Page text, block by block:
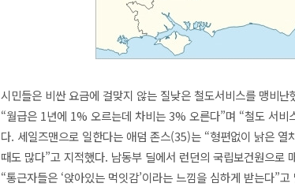
시민들은 비싼 요금에 걸맞지 않는 질낮은 철도서비스를 맹비
“월급은 1년에 1% 오르는데 차비는 3% 오른다”며 “철도 서비
다. 세일즈맨으로 일한다는 애덤 존스(35)는 “형편없이 낡은
때도 많다”고 지적했다. 남동부 딜에서 런던의 국립보건원으로
“통근자들은 ‘앉아있는 먹잇감’이라는 느낌을 심하게 받는다”고